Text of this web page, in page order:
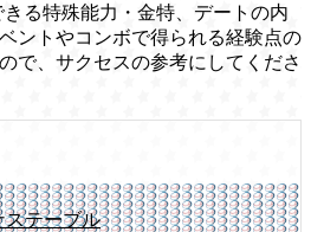
る特殊能力・金特、デートの内
ントやコンボで得られる経験点の
で、サクセスの参考にしてくださ
ステーブル